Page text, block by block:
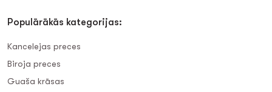
Populārākās kategorijas:
Kancelejas preces
Biroja preces
Guaša krāsas